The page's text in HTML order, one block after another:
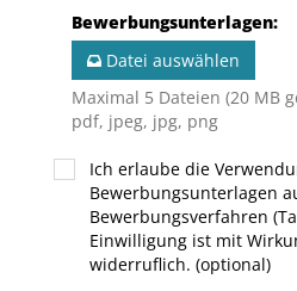
Bewerbungsunterlagen:
Datei auswählen
Maximal 5 Dateien (20 MB
pdf, jpeg, jpg, png
Ich erlaube die
Bewerbungsunterlagen
Bewerbungsverfahren
Einwilligung ist mit
widerruflich. (optional)